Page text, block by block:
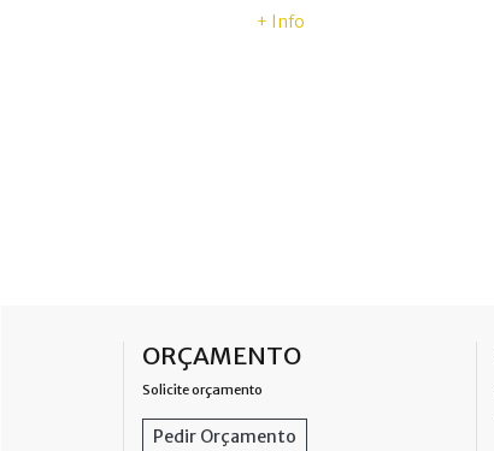
+ Info
ORÇAMENTO
Solicite orçamento
Pedir Orçamento